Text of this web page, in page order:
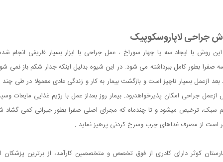
جراحی لاپاروسکوپیک
روش با ایجاد سه یا چهار سوراخ ، عمل جراحی با ابزار بسیار ظریفی انجام
صفرا بطور کامل ببرداشته می شود. در این شیوه بدلیل اینکه جدار شکم باز نمی
بعد ازعمل بسیار ناچیز است و بازگشت بیمار به کار و زندگی عادی معمولا در طی چند
جراحی امکان پذیرخواهدبود. بیمار روز بعداز عمل با رژیم غذایی مایعات
سبک، ترخیص میشود و تا چندماه که مجرای اصلی صفرا بطور جبرانی کمی گشاد
است از مصرف غذاهای چرب وسرخ کردنی پرهیز نماید .
کوثر دارای کادری از فوق تخصص و متخصصین کارآمد، از برترین پزشکان